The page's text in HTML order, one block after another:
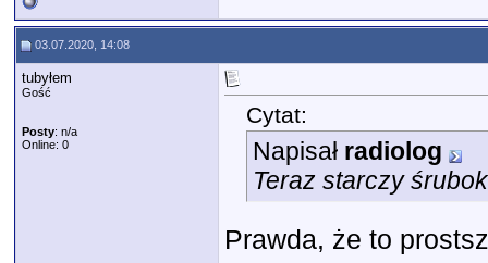
03.07.2020, 14:08
tubyłem
Gość
Posty: n/a
Online: 0
Cytat:
Napisał radiolog
Teraz starczy
Prawda, że to